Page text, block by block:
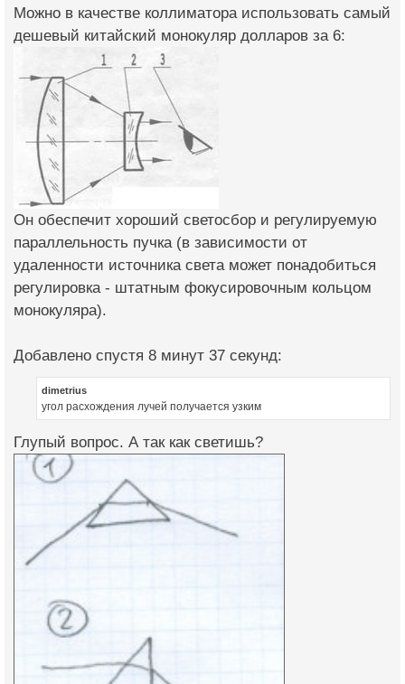
Можно в качестве коллиматора использовать самый
дешевый китайский монокуляр долларов за 6:
Он обеспечит хороший светосбор и регулируемую
параллельность пучка (в зависимости от
удаленности источника света может понадобиться
регулировка - штатным фокусировочным кольцом
монокуляра).
Добавлено спустя 8 минут 37 секунд:
dimetrius
угол расхождения лучей получается узким
Глупый вопрос. А так как светишь?